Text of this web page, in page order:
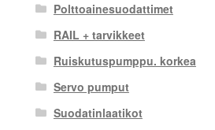
Polttoainesuodattimet
RAIL + tarvikkeet
Ruiskutuspumppu. korkea
Servo pumput
Suodatinlaatikot